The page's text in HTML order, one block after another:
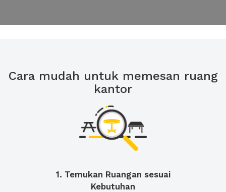
Cara mudah untuk memesan ruang
kantor
1. Temukan Ruangan sesuai
Kebutuhan